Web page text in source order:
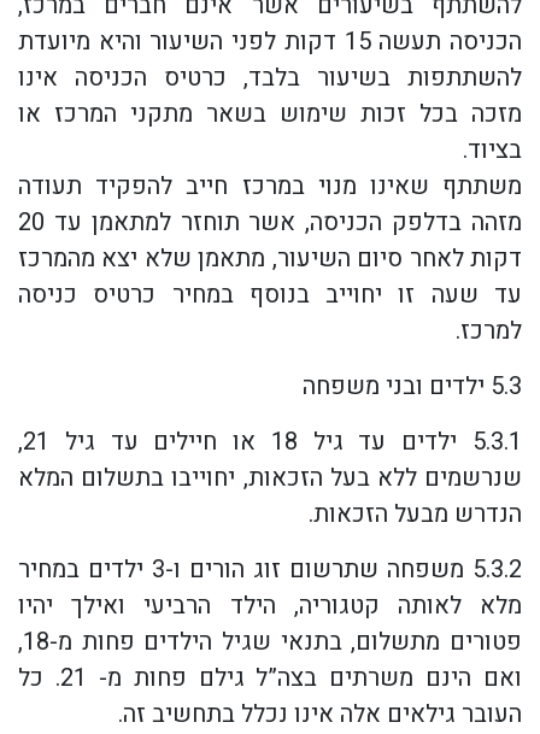
הכניסה תעשה 15 דקות לפני השיעור והיא מיועדת
להשתתפות בשיעור בלבד, כרטיס הכניסה אינו
מזכה בכל זכות שימוש בשאר מתקני המרכז או
בציוד.
משתתף שאינו מנוי במרכז חייב להפקיד תעודה
מזהה בדלפק הכניסה, אשר תוחזר למתאמן עד 20
דקות לאחר סיום השיעור, מתאמן שלא יצא מהמרכז
עד שעה זו יחוייב בנוסף במחיר כרטיס כניסה
למרכז.
5.3 ילדים ובני משפחה
5.3.1 ילדים עד גיל 18 או חיילים עד גיל 21,
שנרשמים ללא בעל הזכאות, יחוייבו בתשלום המלא
הנדרש מבעל הזכאות.
5.3.2 משפחה שתרשום זוג הורים ו-3 ילדים במחיר
מלא לאותה קטגוריה, הילד הרביעי ואילך יהיו
פטורים מתשלום, בתנאי שגיל הילדים פחות מ-18,
ואם הינם משרתים בצה”ל גילם פחות מ- 21. כל
העובר גילאים אלה אינו נכלל בתחשיב זה.